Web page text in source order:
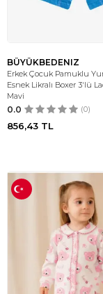
BÜYÜKBEDENIZ
Erkek Çocuk Pamuklu
Esnek Likralı Boxer 3'lü
Mavi
0.0 (0)
856,43 TL